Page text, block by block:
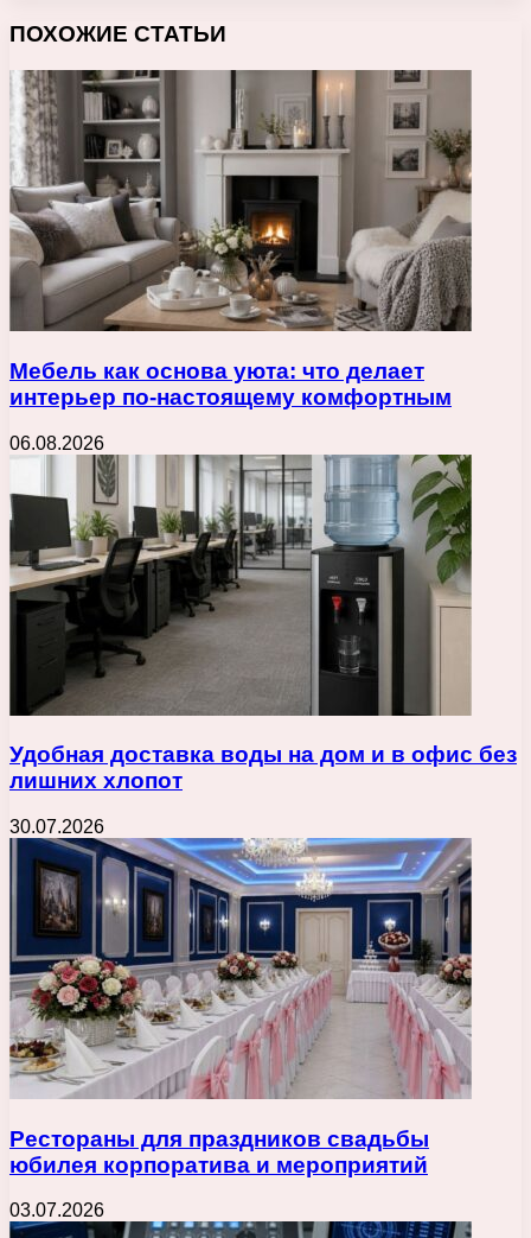
ПОХОЖИЕ СТАТЬИ
Мебель как основа уюта: что делает
интерьер по-настоящему комфортным
06.08.2026
Удобная доставка воды на дом и в офис без
лишних хлопот
30.07.2026
Рестораны для праздников свадьбы
юбилея корпоратива и мероприятий
03.07.2026